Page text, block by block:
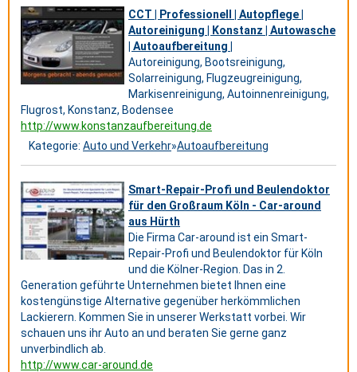
CCT | Professionell | Autopflege |
Autoreinigung | Konstanz | Autowasche
| Autoaufbereitung |
Autoreinigung, Bootsreinigung,
Solarreinigung, Flugzeugreinigung,
Markisenreinigung, Autoinnenreinigung,
Flugrost, Konstanz, Bodensee
http://www.konstanzaufbereitung.de
Kategorie: Auto und Verkehr»Autoaufbereitung
Smart-Repair-Profi und Beulendoktor
für den Großraum Köln - Car-around
aus Hürth
Die Firma Car-around ist ein Smart-
Repair-Profi und Beulendoktor für Köln
und die Kölner-Region. Das in 2.
Generation geführte Unternehmen bietet Ihnen eine
kostengünstige Alternative gegenüber herkömmlichen
Lackierern. Kommen Sie in unserer Werkstatt vorbei. Wir
schauen uns ihr Auto an und beraten Sie gerne ganz
unverbindlich ab.
http://www.car-around.de